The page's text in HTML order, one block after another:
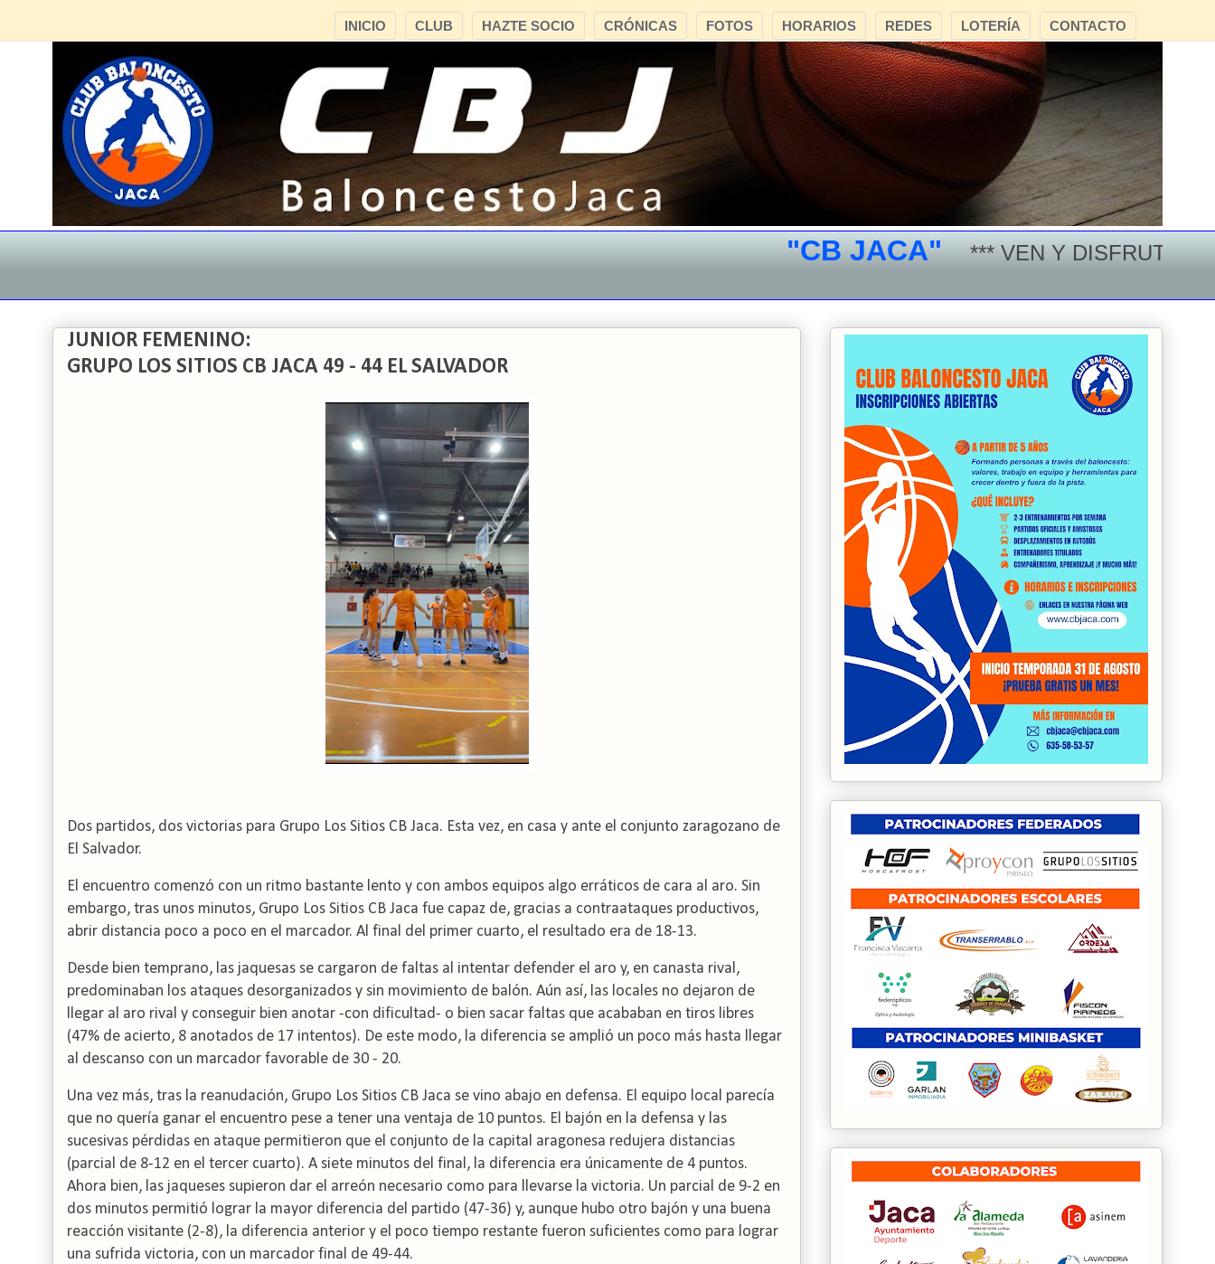
CONTACTO
LOTERÍA
REDES
HORARIOS
FOTOS
CRÓNICAS
HAZTE SOCIO
CLUB
INICIO
"CB JACA" *** VEN Y DISFRUTA DEL
JUNIOR FEMENINO:
GRUPO LOS SITIOS CB JACA 49 - 44 EL SALVADOR
Dos partidos, dos victorias para Grupo Los Sitios CB Jaca. Esta vez, en casa y ante el conjunto zaragozano de
El Salvador.
El encuentro comenzó con un ritmo bastante lento y con ambos equipos algo erráticos de cara al aro. Sin
embargo, tras unos minutos, Grupo Los Sitios CB Jaca fue capaz de, gracias a contraataques productivos,
abrir distancia poco a poco en el marcador. Al final del primer cuarto, el resultado era de 18-13.
Desde bien temprano, las jaquesas se cargaron de faltas al intentar defender el aro y, en canasta rival,
predominaban los ataques desorganizados y sin movimiento de balón. Aún así, las locales no dejaron de
llegar al aro rival y conseguir bien anotar -con dificultad- o bien sacar faltas que acababan en tiros libres
(47% de acierto, 8 anotados de 17 intentos). De este modo, la diferencia se amplió un poco más hasta llegar
al descanso con un marcador favorable de 30 - 20.
Una vez más, tras la reanudación, Grupo Los Sitios CB Jaca se vino abajo en defensa. El equipo local parecía
que no quería ganar el encuentro pese a tener una ventaja de 10 puntos. El bajón en la defensa y las
sucesivas pérdidas en ataque permitieron que el conjunto de la capital aragonesa redujera distancias
(parcial de 8-12 en el tercer cuarto). A siete minutos del final, la diferencia era únicamente de 4 puntos.
Ahora bien, las jaqueses supieron dar el arreón necesario como para llevarse la victoria. Un parcial de 9-2 en
dos minutos permitió lograr la mayor diferencia del partido (47-36) y, aunque hubo otro bajón y una buena
reacción visitante (2-8), la diferencia anterior y el poco tiempo restante fueron suficientes como para lograr
una sufrida victoria, con un marcador final de 49-44.